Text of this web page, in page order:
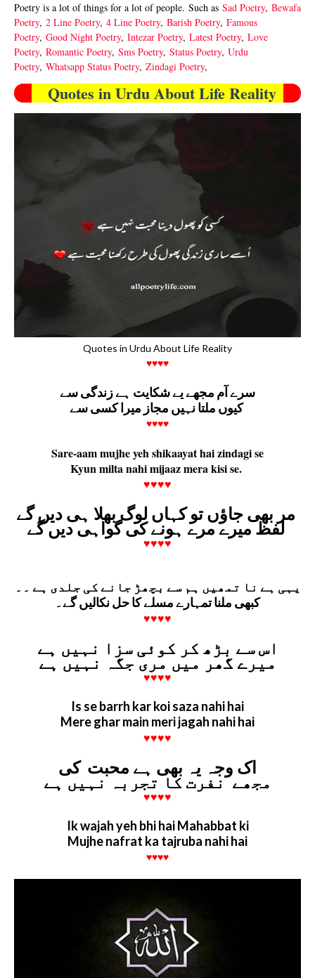
Poetry is a lot of things for a lot of people. Such as Sad Poetry, Bewafa
Poetry, 2 Line Poetry, 4 Line Poetry, Barish Poetry, Famous
Poetry, Good Night Poetry, Intezar Poetry, Latest Poetry, Love
Poetry, Romantic Poetry, Sms Poetry, Status Poetry, Urdu
Poetry, Whatsapp Status Poetry, Zindagi Poetry,
Quotes in Urdu About Life Reality
Quotes in Urdu About Life Reality
♥♥♥♥
سرے آم مجھے یے شکایت ہے زندگی سے
کیوں ملتا نہیں مجاز میرا کسی سے
♥♥♥♥
Sare-aam mujhe yeh shikaayat hai zindagi se
Kyun milta nahi mijaaz mera kisi se.
♥♥♥♥
♥♥♥♥
یہی ہے نا تمھیں ہم سے بچھڑ جانے کی جلدی ہے ۔۔
کبھی ملنا تمہارے مسلے کا حل نکالیں گے۔
♥♥♥♥
اس سے بڑھ کر کوئی سزا نہیں ہے
میرے گھر میں مری جگہ نہیں ہے
♥♥♥♥
Is se barrh kar koi saza nahi hai
Mere ghar main meri jagah nahi hai
♥♥♥♥
اک وجہ یہ بھی ہے محبت کی
مجھے نفرت کا تجربہ نہیں ہے
♥♥♥♥
Ik wajah yeh bhi hai Mahabbat ki
Mujhe nafrat ka tajruba nahi hai
♥♥♥♥